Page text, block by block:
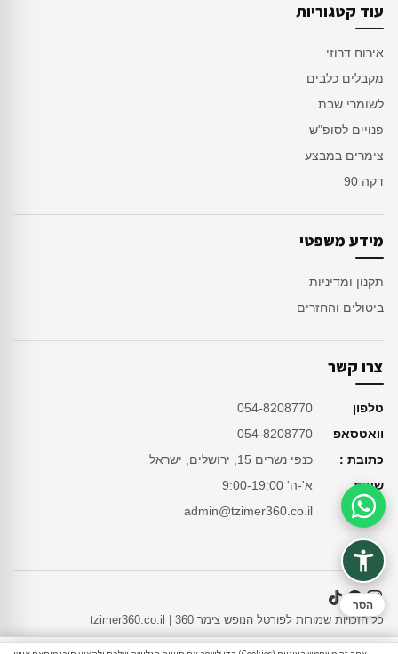
עוד קטגוריות
אירוח דרוזי
מקבלים כלבים
לשומרי שבת
פנויים לסופ"ש
צימרים במבצע
דקה 90
מידע משפטי
תקנון ומדיניות
ביטולים והחזרים
צרו קשר
טלפון
054-8208770
וואטסאפ
054-8208770
כתובת :
כנפי נשרים 15, ירושלים, ישראל
שעות
א'-ה' 9:00-19:00
מייל
admin@tzimer360.co.il
כל הזכויות שמורות לפורטל הנופש צימר 360 | tzimer360.co.il
סיוע בהזמנה
הסר